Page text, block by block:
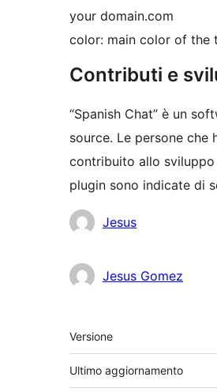
your domain.com
color: main color of the
Contributi e
“Spanish Chat” è un
source. Le persone che
contribuito allo
plugin sono indicate di
Collaboratori
Jesus
Jesus Gomez
Meta
Versione
Ultimo aggiornamento